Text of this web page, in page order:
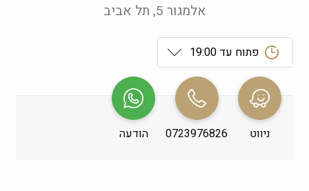
אלמגור 5, תל אביב
פתוח עד 19:00
ראשון
שני
09:00-19:00
שלישי
ניווט 0723976826 הודעה